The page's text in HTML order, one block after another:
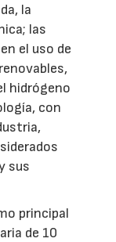
la
las
el uso de
hidrógeno
con
sus
principal
de 10